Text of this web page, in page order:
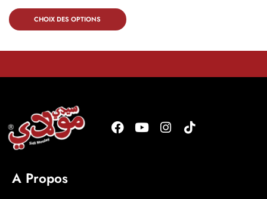
CHOIX DES OPTIONS
A Propos